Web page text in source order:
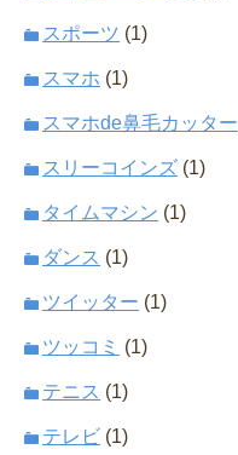
スポーツ (1)
スマホ (1)
スマホde鼻毛カッター
スリーコインズ (1)
タイムマシン (1)
ダンス (1)
ツイッター (1)
ツッコミ (1)
テニス (1)
テレビ (1)